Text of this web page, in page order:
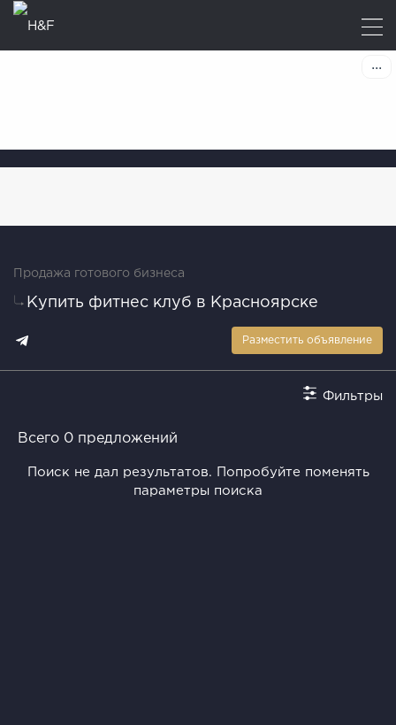
Продажа готового бизнеса
Купить фитнес клуб в Красноярске
Разместить объявление
Фильтры
Всего 0 предложений
Поиск не дал результатов. Попробуйте поменять
параметры поиска